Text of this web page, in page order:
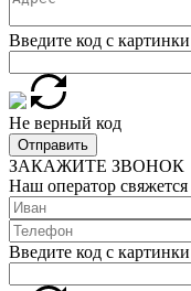
Введите код с картинки
Не верный код
Отправить
ЗАКАЖИТЕ ЗВОНОК
Наш оператор
Введите код с картинки